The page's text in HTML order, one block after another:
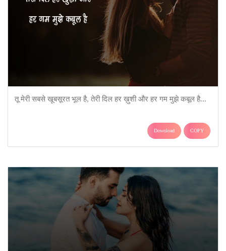
तू मेरी सबसे खूबसूरत भूल है, तेरी दिल हर ख़ुशी और हर गम मुझे कबूल है...
Download COPY